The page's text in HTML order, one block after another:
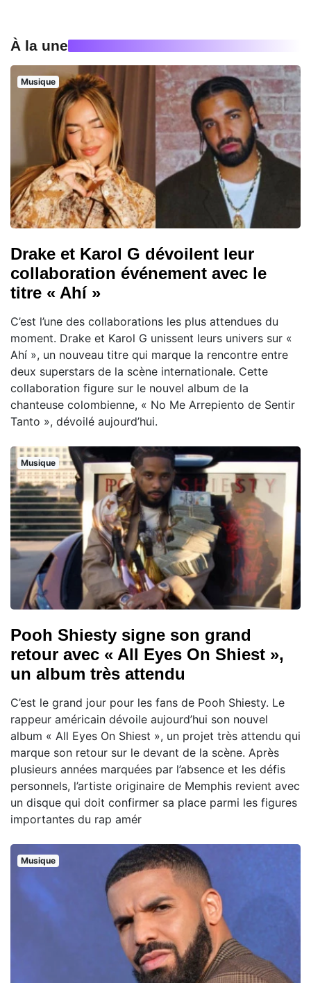
À la une
Musique
Drake et Karol G dévoilent leur
collaboration événement avec le
titre « Ahí »
C’est l’une des collaborations les plus attendues du
moment. Drake et Karol G unissent leurs univers sur «
Ahí », un nouveau titre qui marque la rencontre entre
deux superstars de la scène internationale. Cette
collaboration figure sur le nouvel album de la
chanteuse colombienne, « No Me Arrepiento de Sentir
Tanto », dévoilé aujourd’hui.
Musique
Pooh Shiesty signe son grand
retour avec « All Eyes On Shiest »,
un album très attendu
C’est le grand jour pour les fans de Pooh Shiesty. Le
rappeur américain dévoile aujourd’hui son nouvel
album « All Eyes On Shiest », un projet très attendu qui
marque son retour sur le devant de la scène. Après
plusieurs années marquées par l’absence et les défis
personnels, l’artiste originaire de Memphis revient avec
un disque qui doit confirmer sa place parmi les figures
importantes du rap amér
Musique